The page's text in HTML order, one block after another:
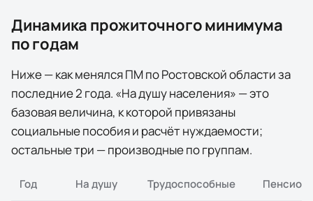
Динамика прожиточного минимума
по годам
Ниже — как менялся ПМ поРостовской областиза
последние2 года. «На душу населения» — это
базовая величина, к которой привязаны
социальные пособия и расчёт нуждаемости;
остальные три — производные по группам.
Год На душу Трудоспособные